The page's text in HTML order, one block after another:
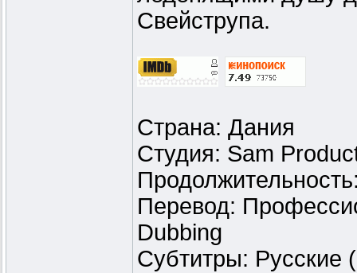
Свейструпа.
Страна: Дания
Студия: Sam
Перевод:
Dubbing
Субтитры: Русские